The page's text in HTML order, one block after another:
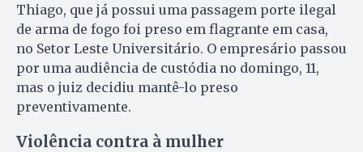
Thiago, que já possui uma passagem porte ilegal
de arma de fogo foi preso em flagrante em casa,
no Setor Leste Universitário. O empresário passou
por uma audiência de custódia no domingo, 11,
mas o juiz decidiu mantê-lo preso
preventivamente.
Violência contra à mulher